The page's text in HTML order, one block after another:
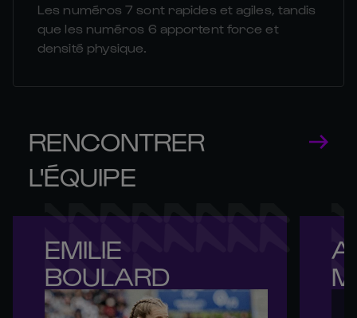
Les numéros 7 sont rapides et agiles, tandis
que les numéros 6 apportent force et
densité physique.
RENCONTRER
L'ÉQUIPE
EMILIE
BOULARD